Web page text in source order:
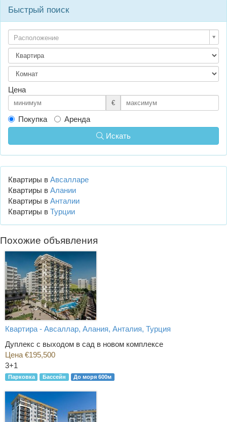
Быстрый поиск
Расположение
Цена
€
Покупка
Аренда
Искать
Квартиры в Авсалларе
Квартиры в Алании
Квартиры в Анталии
Квартиры в Турции
Похожие объявления
Квартира - Авсаллар, Алания, Анталия, Турция
Дуплекс с выходом в сад в новом комплексе
Цена €195,500
3+1
Парковка Бассейн До моря 600м